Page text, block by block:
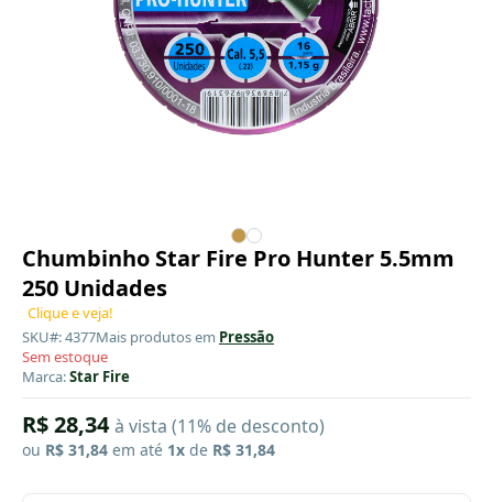
Chumbinho Star Fire Pro Hunter 5.5mm
250 Unidades
Clique e veja!
SKU#: 4377Mais produtos em Pressão
Sem estoque
Marca:Star Fire
R$ 28,34à vista (11% de desconto)
ou R$ 31,84 em até 1x de R$ 31,84